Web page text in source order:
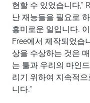
현할 수 있었습니다,”
난 재능들을 필요로
흥미로운 일입니다.
Free에서 제작되었습
상을 수상하는 것은
는 툴과 우리의 마인
리기 위하여 지속적
니다.“